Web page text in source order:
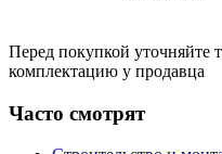
Перед покупкой уточняйте
комплектацию у продавца
Часто смотрят